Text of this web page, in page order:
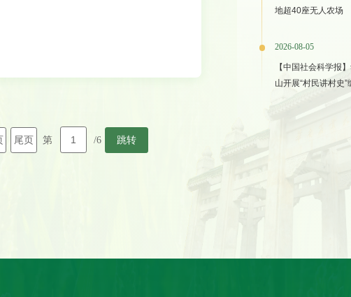
尾页 第 /6 跳转
地超40座无人农场
2026-08-05
【中国社会科学报
山开展“村民讲村史”